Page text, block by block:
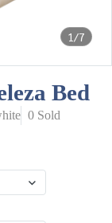
1/7
Bed
0 Sold